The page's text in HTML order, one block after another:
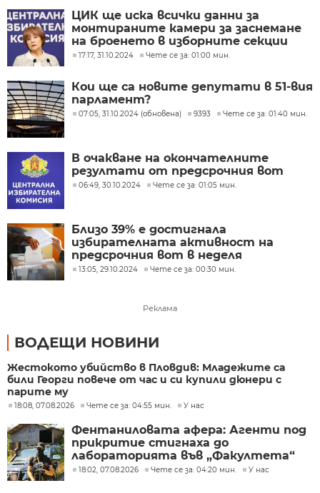
ЦИК ще иска всички данни за
монтираните камери за заснемане
на броенето в изборните секции
17:17, 31.10.2024 Чете се за: 01:00 мин.
Кои ще са новите депутати в 51-вия
парламент?
07:05, 31.10.2024 (обновена) 9393 Чете се за: 01:40 мин.
В очакване на окончателните
резултати от предсрочния вот
06:49, 30.10.2024 Чете се за: 01:05 мин.
Близо 39% е достигнала
избирателната активност на
предсрочния вот в неделя
13:05, 29.10.2024 Чете се за: 00:30 мин.
Реклама
ВОДЕЩИ НОВИНИ
Жестокото убийство в Пловдив: Младежите са
били Георги повече от час и си купили дюнери с
парите му
18:08, 07.08.2026 Чете се за: 04:55 мин. У нас
Фентаниловата афера: Агенти под
прикритие стигнаха до
лабораторията във „Факултета“
18:02, 07.08.2026 Чете се за: 04:20 мин. У нас